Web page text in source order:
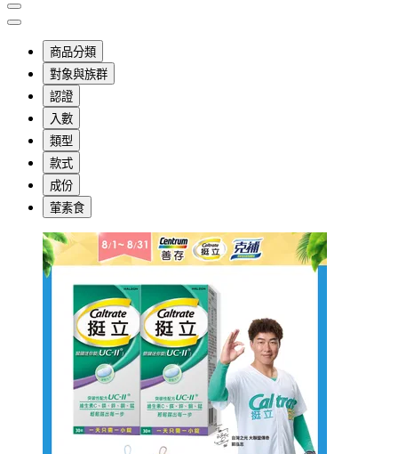
商品分類
對象與族群
認證
入數
類型
款式
成份
葷素食